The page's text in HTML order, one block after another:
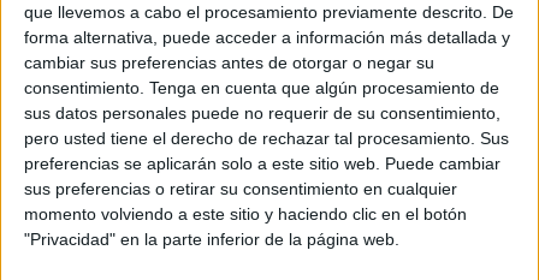
que llevemos a cabo el procesamiento previamente descrito. De
forma alternativa, puede acceder a información más detallada y
cambiar sus preferencias antes de otorgar o negar su
consentimiento. Tenga en cuenta que algún procesamiento de
sus datos personales puede no requerir de su consentimiento,
pero usted tiene el derecho de rechazar tal procesamiento. Sus
preferencias se aplicarán solo a este sitio web. Puede cambiar
sus preferencias o retirar su consentimiento en cualquier
momento volviendo a este sitio y haciendo clic en el botón
"Privacidad" en la parte inferior de la página web.
La entidad emisora considera, en un comunicado
publicado tras la reunión trimestral del consejo
administrativo de BAM, que "el endurecimiento calibrado"
de la política monetaria y las medidas del Gobierno
marroquí para "apoyar el poder adquisitivo" de los hogares
y de ciertas actividades económicas "han permitido
avances muy notables en cuanto al retorno de la inflación
a niveles de estabilidad de los precios y a preservar la